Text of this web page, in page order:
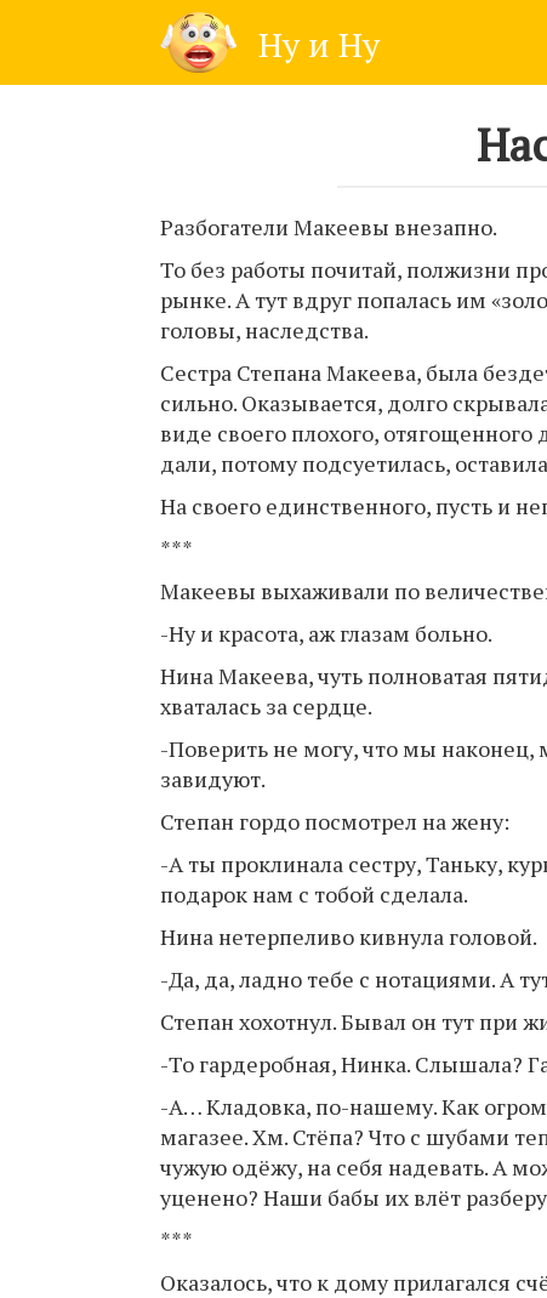
Ну и Ну
Разбогатели Макеевы внезапно.
То без работы почитай, полжизни
рынке. А тут вдруг попалась им
головы, наследства.
Сестра Степана Макеева, была
сильно. Оказывается, долго
виде своего плохого, отягощенного
дали, потому подсуетилась,
На своего единственного, пусть и
***
Макеевы выхаживали по
-Ну и красота, аж глазам больно.
Нина Макеева, чуть полноватая
хваталась за сердце.
-Поверить не могу, что мы
завидуют.
Степан гордо посмотрел на жену:
-А ты проклинала сестру, Таньку,
подарок нам с тобой сделала.
Нина нетерпеливо кивнула головой.
-Да, да, ладно тебе с нотациями. А
Степан хохотнул. Бывал он тут при
-То гардеробная, Нинка. Слышала?
-А… Кладовка, по-нашему. Как
магазее. Хм. Стёпа? Что с шубами
чужую одёжу, на себя надевать. А
уценено? Наши бабы их влёт
***
Оказалось, что к дому прилагался